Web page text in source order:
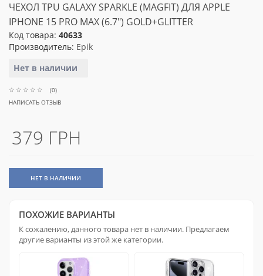
ЧЕХОЛ TPU GALAXY SPARKLE (MAGFIT) ДЛЯ APPLE
IPHONE 15 PRO MAX (6.7") GOLD+GLITTER
Код товара: 40633
Производитель: Epik
Нет в наличии
(0)
НАПИСАТЬ ОТЗЫВ
379 ГРН
НЕТ В НАЛИЧИИ
ПОХОЖИЕ ВАРИАНТЫ
К сожалению, данного товара нет в наличии. Предлагаем
другие варианты из этой же категории.